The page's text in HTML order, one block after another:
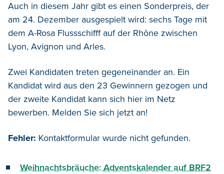
Auch in diesem Jahr gibt es einen Sonderpreis, der
am 24. Dezember ausgespielt wird: sechs Tage mit
dem A-Rosa Flussschifff auf der Rhône zwischen
Lyon, Avignon und Arles.
Zwei Kandidaten treten gegeneinander an. Ein
Kandidat wird aus den 23 Gewinnern gezogen und
der zweite Kandidat kann sich hier im Netz
bewerben. Melden Sie sich jetzt an!
Fehler: Kontaktformular wurde nicht gefunden.
Weihnachtsbräuche: Adventskalender auf BRF2